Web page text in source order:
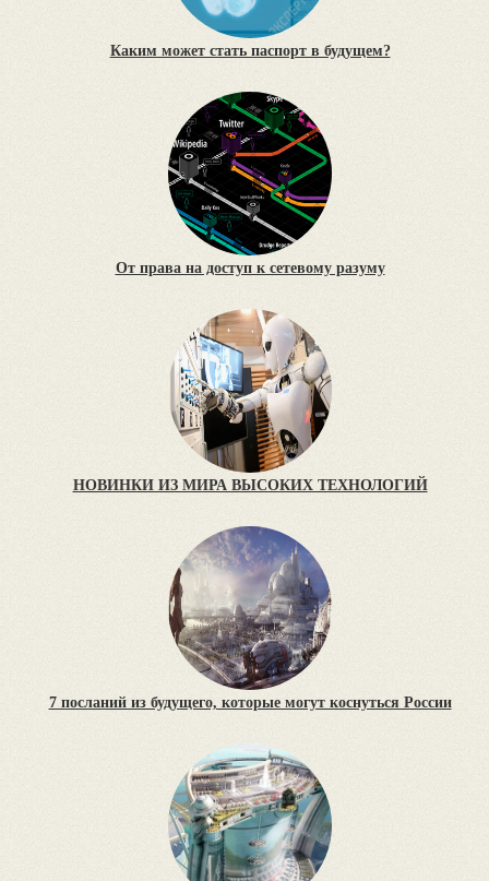
Каким может стать паспорт в будущем?
От права на доступ к сетевому разуму
НОВИНКИ ИЗ МИРА ВЫСОКИХ ТЕХНОЛОГИЙ
7 посланий из будущего, которые могут коснуться России